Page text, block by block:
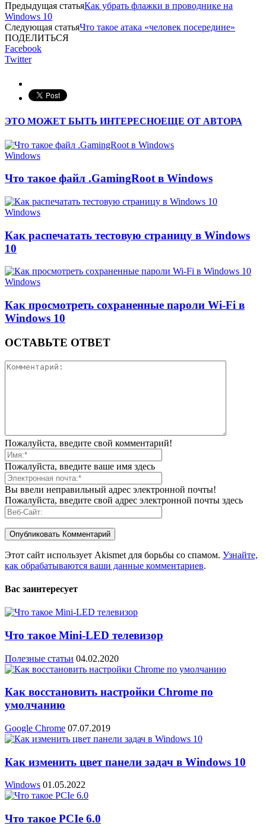
Предыдущая статьяКак убрать флажки в проводнике на
Windows 10
Следующая статьяЧто такое атака «человек посередине»
ПОДЕЛИТЬСЯ
Facebook
Twitter
ЭТО МОЖЕТ БЫТЬ ИНТЕРЕСНОЕЩЕ ОТ АВТОРА
Windows
Что такое файл .GamingRoot в Windows
Windows
Как распечатать тестовую страницу в Windows
10
Windows
Как просмотреть сохраненные пароли Wi-Fi в
Windows 10
ОСТАВЬТЕ ОТВЕТ
Пожалуйста, введите свой комментарий!
Пожалуйста, введите ваше имя здесь
Вы ввели неправильный адрес электронной почты!
Пожалуйста, введите свой адрес электронной почты здесь
Этот сайт использует Akismet для борьбы со спамом. Узнайте,
как обрабатываются ваши данные комментариев.
Вас заинтересует
Что такое Mini-LED телевизор
Полезные статьи 04.02.2020
Как восстановить настройки Chrome по
умолчанию
Google Chrome 07.07.2019
Как изменить цвет панели задач в Windows 10
Windows 01.05.2022
Что такое PCIe 6.0